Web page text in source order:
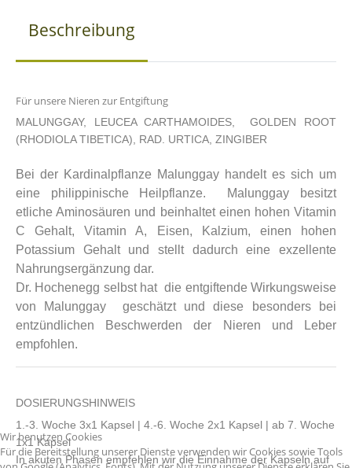
Beschreibung
Für unsere Nieren zur Entgiftung
MALUNGGAY, LEUCEA CARTHAMOIDES, GOLDEN ROOT
(RHODIOLA TIBETICA), RAD. URTICA, ZINGIBER
Bei der Kardinalpflanze Malunggay handelt es sich um
eine philippinische Heilpflanze. Malunggay besitzt
etliche Aminosäuren und beinhaltet einen hohen Vitamin
C Gehalt, Vitamin A, Eisen, Kalzium, einen hohen
Potassium Gehalt und stellt dadurch eine exzellente
Nahrungsergänzung dar.
Dr. Hochenegg selbst hat die entgiftende Wirkungsweise
von Malunggay geschätzt und diese besonders bei
entzündlichen Beschwerden der Nieren und Leber
empfohlen.
DOSIERUNGSHINWEIS
1.-3. Woche 3x1 Kapsel | 4.-6. Woche 2x1 Kapsel | ab 7. Woche
1x1 Kapsel
In akuten Phasen empfehlen wir die Einnahme der Kapseln auf
Wir benutzen Cookies
Für die Bereitstellung unserer Dienste verwenden wir Cookies sowie Tools